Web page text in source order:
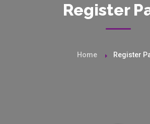
Register
Home Register